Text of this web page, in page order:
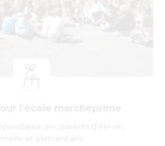
l'école marcheprime
des parents d'élèves
et élémentaire